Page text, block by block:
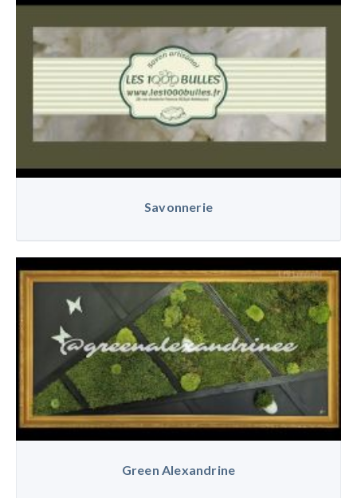
Savonnerie
Green Alexandrine